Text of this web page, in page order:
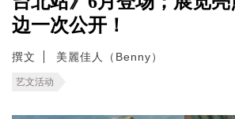
边一次公开！
撰文 美麗佳人（Benny）
艺文活动